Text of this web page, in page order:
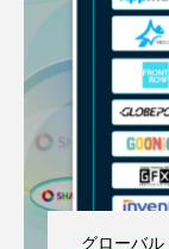
グローバル